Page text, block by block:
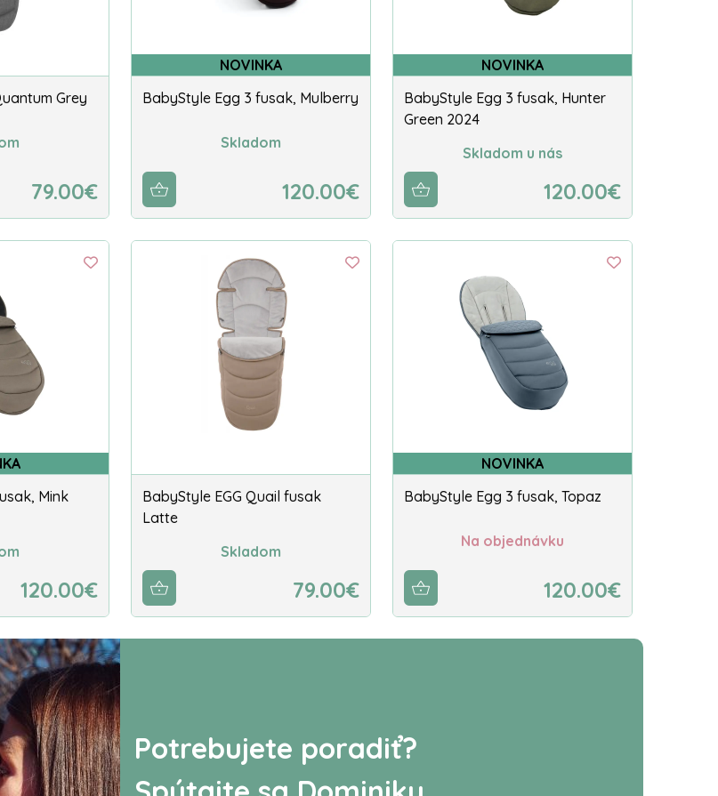
Grey
79.00€
NOVINKA
BabyStyle Egg 3 fusak, Mulberry
Skladom
120.00€
NOVINKA
BabyStyle Egg 3 fusak, Hunter
Green 2024
Skladom u nás
120.00€
Mink
120.00€
BabyStyle EGG Quail fusak
Latte
Skladom
79.00€
NOVINKA
BabyStyle Egg 3 fusak, Topaz
Na objednávku
120.00€
Potrebujete poradiť?